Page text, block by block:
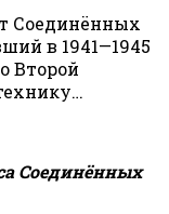
Соединённых
в 1941—1945
Второй
Соединённых